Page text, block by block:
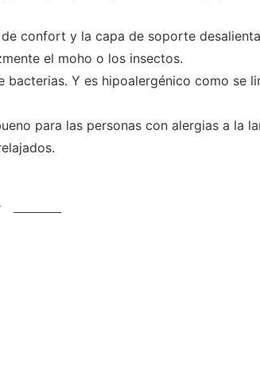
confort y la capa de soporte
el moho o los insectos.
Y es hipoalergénico como se
para las personas con alergias a la